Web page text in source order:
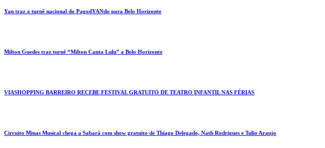
Yan traz a turnê nacional do PagodYANdo para Belo Horizonte
Milton Guedes traz turnê “Milton Canta Lulu” a Belo Horizonte
VIASHOPPING BARREIRO RECEBE FESTIVAL GRATUITO DE TEATRO INFANTIL NAS FÉRIAS
Circuito Minas Musical chega a Sabará com show gratuito de Thiago Delegado, Nath Rodrigues e Tulio Araujo